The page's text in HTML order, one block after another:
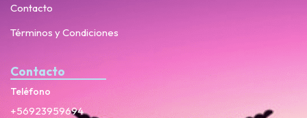
Contacto
Términos y Condiciones
Contacto
Teléfono
+56923959694